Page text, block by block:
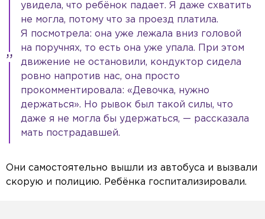
увидела, что ребёнок падает. Я даже схватить
не могла, потому что за проезд платила.
Я посмотрела: она уже лежала вниз головой
на поручнях, то есть она уже упала. При этом
движение не остановили, кондуктор сидела
ровно напротив нас, она просто
прокомментировала: «Девочка, нужно
держаться». Но рывок был такой силы, что
даже я не могла бы удержаться, — рассказала
мать пострадавшей.
Они самостоятельно вышли из автобуса и вызвали
скорую и полицию. Ребёнка госпитализировали.